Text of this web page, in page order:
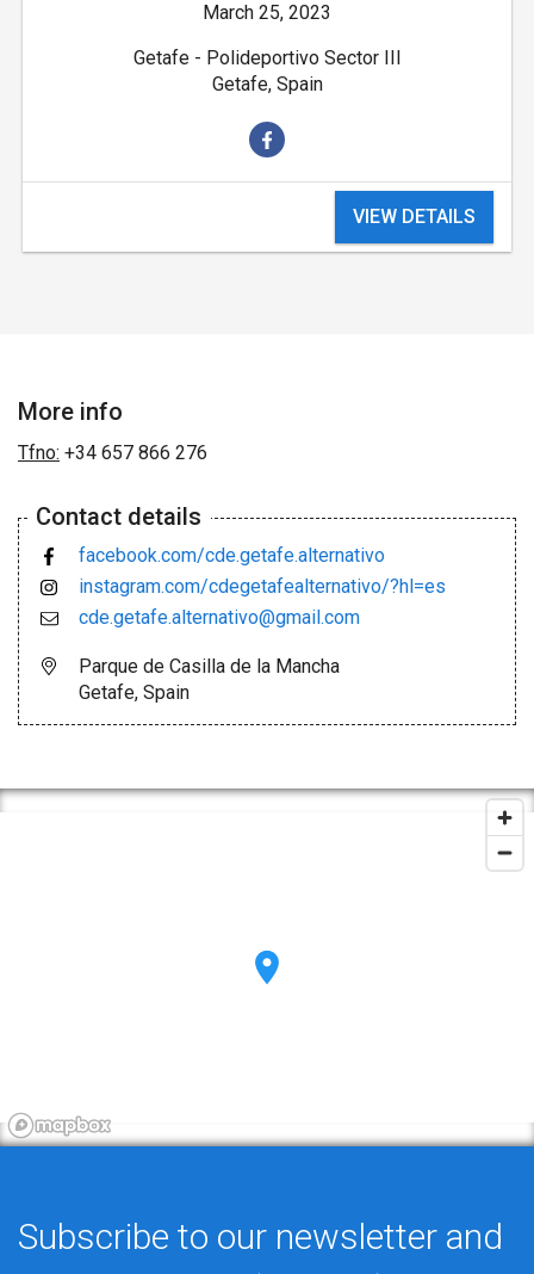
March 25, 2023
Getafe - Polideportivo Sector III
Getafe, Spain
VIEW DETAILS
More info
Tfno: +34 657 866 276
Contact details
facebook.com/cde.getafe.alternativo
instagram.com/cdegetafealternativo/?hl=es
cde.getafe.alternativo@gmail.com
Parque de Casilla de la Mancha
Getafe, Spain
Subscribe to our newsletter and